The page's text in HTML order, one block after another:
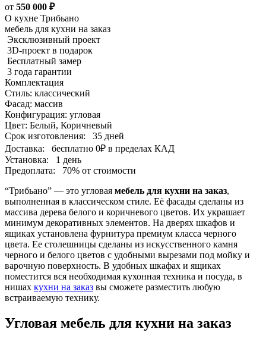
от 550 000 ₽
О кухне Трибьано
мебель для кухни на заказ
Эксклюзивный проект
3D-проект в подарок
Бесплатный замер
3 года гарантии
Комплектация
Стиль: классический
Фасад: массив
Конфигурация: угловая
Цвет: Белый, Коричневый
Срок изготовления:
35 дней
Доставка:
бесплатно 0₽ в пределах КАД
Установка:
1 день
Предоплата:
70% от стоимости
“Трибьано” — это угловая мебель для кухни на заказ,
выполненная в классическом стиле. Её фасады сделаны из
массива дерева белого и коричневого цветов. Их украшает
минимум декоративных элементов. На дверях шкафов и
ящиках установлена фурнитура премиум класса черного
цвета. Ее столешницы сделаны из искусственного камня
черного и белого цветов с удобными вырезами под мойку и
варочную поверхность. В удобных шкафах и ящиках
поместится вся необходимая кухонная техника и посуда, в
нишах кухни на заказ вы сможете разместить любую
встраиваемую технику.
Угловая мебель для кухни на заказ